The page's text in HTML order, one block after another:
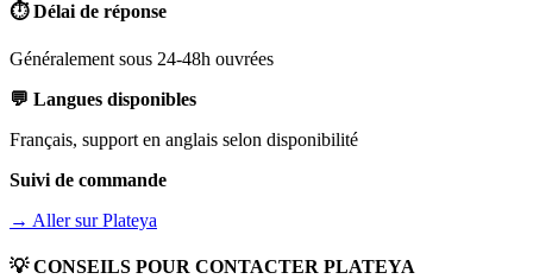
⏱️ Délai de réponse
Généralement sous 24-48h ouvrées
💬 Langues disponibles
Français, support en anglais selon disponibilité
Suivi de commande
→ Aller surPlateya
💡 CONSEILS POUR CONTACTER PLATEYA